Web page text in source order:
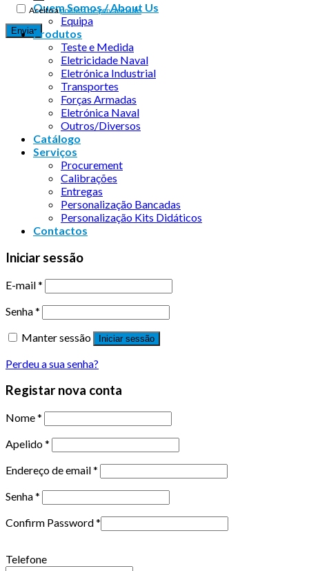
Aceito apolítica de privacidade
Quem Somos / About Us
Equipa
Produtos
Teste e Medida
Eletricidade Naval
Eletrónica Industrial
Transportes
Forças Armadas
Eletrónica Naval
Outros/Diversos
Catálogo
Serviços
Procurement
Calibrações
Entregas
Personalização Bancadas
Personalização Kits Didáticos
Contactos
Iniciar sessão
E-mail*
Senha*
Manter sessão
Iniciar sessão
Perdeu a sua senha?
Registar nova conta
Nome*
Apelido*
Endereço de email*
Senha*
Confirm Password*
Telefone